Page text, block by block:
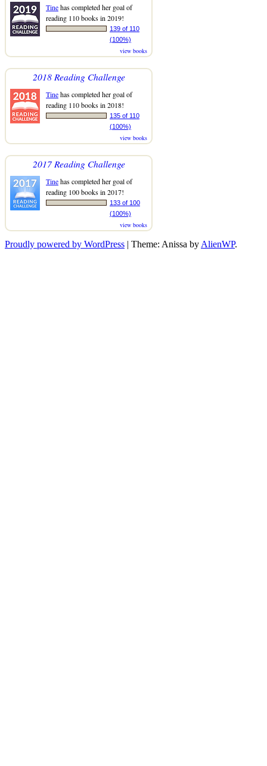
Tinehas completed her goal of
reading 110 books in 2019!
139 of 110
(100%)
view books
2018 Reading Challenge
Tinehas completed her goal of
reading 110 books in 2018!
135 of 110
(100%)
view books
2017 Reading Challenge
Tinehas completed her goal of
reading 100 books in 2017!
133 of 100
(100%)
view books
Proudly powered by WordPress | Theme: Anissa by AlienWP.